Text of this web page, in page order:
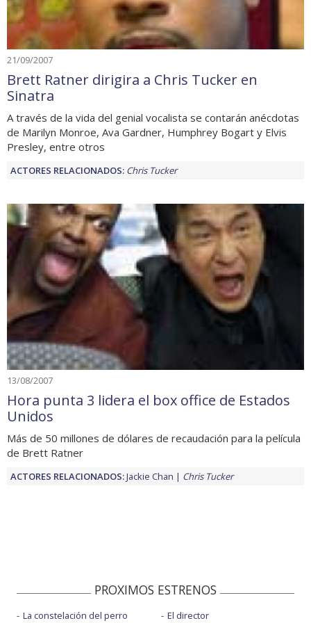
21/09/2007
Brett Ratner dirigira a Chris Tucker en
Sinatra
A través de la vida del genial vocalista se contarán anécdotas
de Marilyn Monroe, Ava Gardner, Humphrey Bogart y Elvis
Presley, entre otros
ACTORES RELACIONADOS: Chris Tucker
13/08/2007
Hora punta 3 lidera el box office de Estados
Unidos
Más de 50 millones de dólares de recaudación para la película
de Brett Ratner
ACTORES RELACIONADOS:Jackie Chan Chris Tucker
PROXIMOS ESTRENOS
La constelación del perro
El director